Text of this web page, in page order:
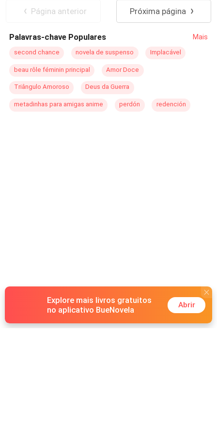
Página anterior Próxima página
Palavras-chave Populares Mais
second chance novela de suspenso Implacável
beau rôle féminin principal Amor Doce
Triângulo Amoroso Deus da Guerra
metadinhas para amigas anime perdón redención
Explore mais livros gratuitos
no aplicativo BueNovela
Abrir